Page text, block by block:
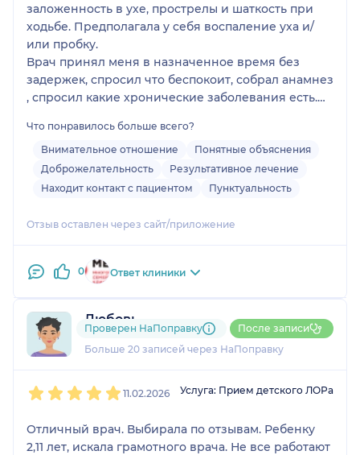
заложенность в ухе, прострелы и шаткость при
ходьбе. Предполагала у себя воспаление уха и/
или пробку.
Врач принял меня в назначенное время без
задержек, спросил что беспокоит, собрал анамнез
, спросил какие хронические заболевания есть.
Промыл ухо, назначил антибиотик, так как
обнаружил наружный отит. Объяснил что
возможно послужило причиной развития отита и
закупори уха серой. Написал рекомендации:
перекись водорода, назальный спрей. Рассказал
Врач мне очень понравился . Все рассказал и
разложил по полочкам .
Что понравилось больше всего?
Внимательное отношение
Понятные объяснения
Доброжелательность
Результативное лечение
Находит контакт с пациентом
Пунктуальность
Отзыв оставлен через сайт/приложение
0 Ответ клиники
Любовь
15 отзывов
Больше 20 записей через НаПоправку
Проверен НаПоправку После записи
11.02.2026 Услуга: Прием детского ЛОРа
Отличный врач. Выбирала по отзывам. Ребенку
2,11 лет, искала грамотного врача. Не все работают